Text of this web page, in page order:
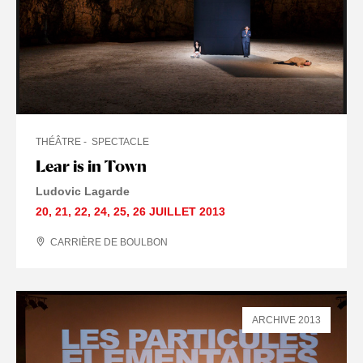
Lear is in Town
THÉÂTRE SPECTACLE
Ludovic Lagarde
20, 21, 22, 24, 25, 26 JUILLET 2013
CARRIÈRE DE BOULBON
ARCHIVE 2013